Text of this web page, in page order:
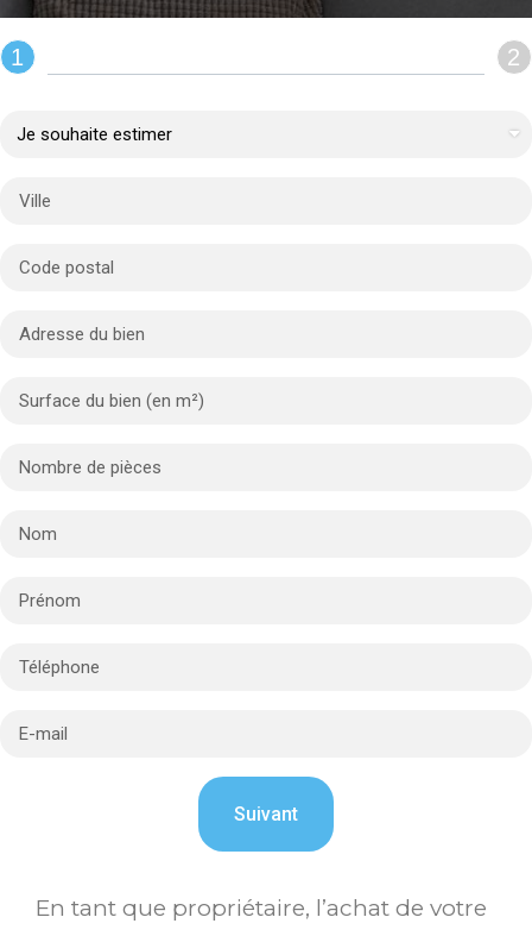
REMPLIR LE FORMULAIRE :
1 2
En tant que propriétaire, l’achat de votre